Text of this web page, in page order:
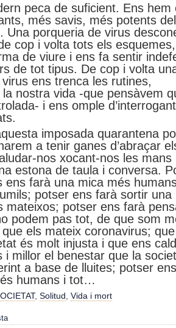
peca de suficient. Ens hem
més savis, més potents
Una porqueria de virus
cop i volta tots els
de viure i ens fa sentir
de tot tipus. De cop i volta
ens trenca les rutines,
nostra vida -que pensàvem
i ens omple
imposada quarantena
a tenir ganes d’abraçar
nos xocant-nos les mans
estona de taula i conversa.
ens farà una mica més
potser ens farà sortir una
mateixos; potser ens farà
podem pas tot, de que som
els mateix coronavirus;
és molt injusta i que ens
i millor el benestar que la
a base de lluites; potser
humans i tot…
, Solitud, Vida i mort